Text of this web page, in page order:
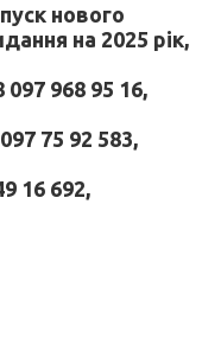
нового
на 2025 рік,
968 95 16,
75 92 583,
16 692,